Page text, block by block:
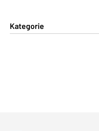
Kategorie